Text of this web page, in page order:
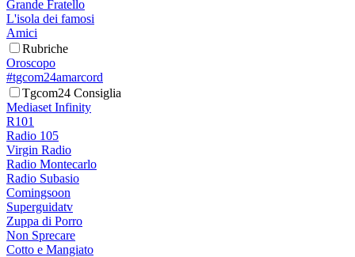
Grande Fratello
L'isola dei famosi
Amici
Rubriche
Oroscopo
#tgcom24amarcord
Tgcom24 Consiglia
Mediaset Infinity
R101
Radio 105
Virgin Radio
Radio Montecarlo
Radio Subasio
Comingsoon
Superguidatv
Zuppa di Porro
Non Sprecare
Cotto e Mangiato